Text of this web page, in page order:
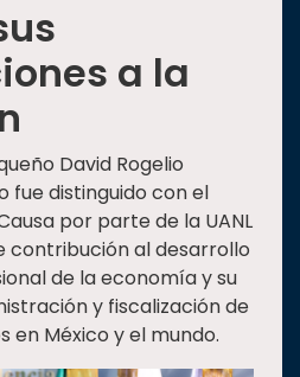
a la
David Rogelio
fue distinguido con el
por parte de la UANL
contribución al desarrollo
de la economía y su
y fiscalización de
en México y el mundo.